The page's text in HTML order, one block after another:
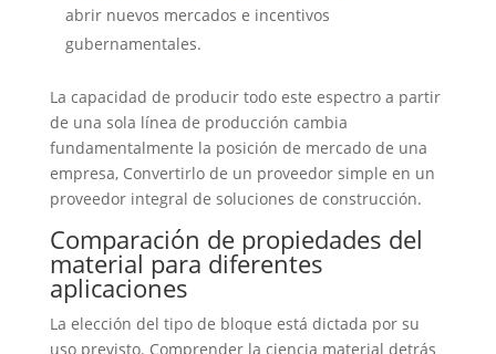
abrir nuevos mercados e incentivos
gubernamentales.
La capacidad de producir todo este espectro a partir
de una sola línea de producción cambia
fundamentalmente la posición de mercado de una
empresa, Convertirlo de un proveedor simple en un
proveedor integral de soluciones de construcción.
Comparación de propiedades del
material para diferentes
aplicaciones
La elección del tipo de bloque está dictada por su
uso previsto. Comprender la ciencia material detrás